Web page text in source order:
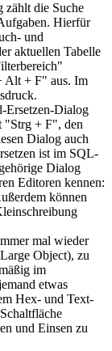
zählt die Suche
Hierfür
und
aktuellen Tabelle
Alt + F" aus. Im
Ersetzen-Dialog
"Strg + F", den
Dialog auch
ist im SQL-
Dialog
Editoren kennen:
können
mal wieder
Object), zu
im
etwas
Hex- und Text-
und Einsen zu